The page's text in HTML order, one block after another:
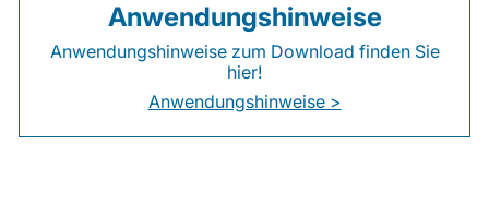
Anwendungshinweise
Anwendungshinweise zum Download finden Sie
hier!
Anwendungshinweise >